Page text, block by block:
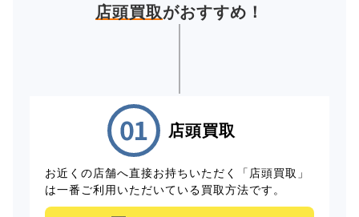
店頭買取がおすすめ！
店頭買取
お近くの店舗へ直接お持ちいただく「店頭買取」
は一番ご利用いただいている買取方法です。